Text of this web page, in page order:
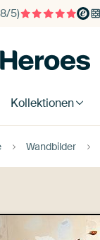
5)
Kollektionen
Wandbilder